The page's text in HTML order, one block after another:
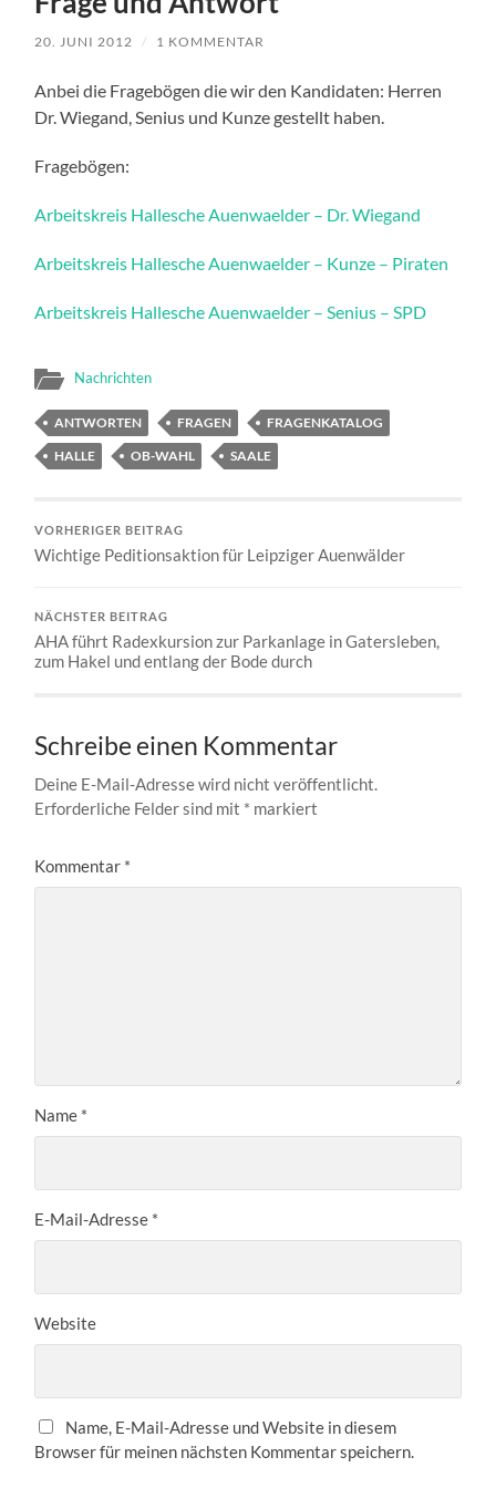
20. JUNI 2012 / 1 KOMMENTAR
Anbei die Fragebögen die wir den Kandidaten: Herren
Dr. Wiegand, Senius und Kunze gestellt haben.
Fragebögen:
Arbeitskreis Hallesche Auenwaelder – Dr. Wiegand
Arbeitskreis Hallesche Auenwaelder – Kunze – Piraten
Arbeitskreis Hallesche Auenwaelder – Senius – SPD
Nachrichten
ANTWORTEN FRAGEN
FRAGENKATALOG
HALLE
OB-WAHL SAALE
VORHERIGER BEITRAG
Wichtige Peditionsaktion für Leipziger Auenwälder
NÄCHSTER BEITRAG
AHA führt Radexkursion zur Parkanlage in Gatersleben,
zum Hakel und entlang der Bode durch
Schreibe einen Kommentar
Deine E-Mail-Adresse wird nicht veröffentlicht.
Erforderliche Felder sind mit * markiert
Kommentar *
Name *
E-Mail-Adresse *
Website
Name, E-Mail-Adresse und Website in diesem
Browser für meinen nächsten Kommentar speichern.